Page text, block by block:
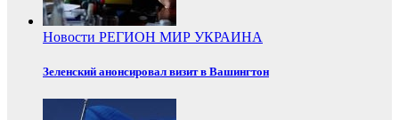
Новости РЕГИОН МИР УКРАИНА
Зеленский анонсировал визит в Вашингтон